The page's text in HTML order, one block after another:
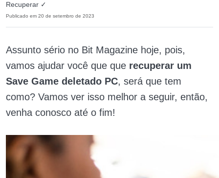
Recuperar ✓
Publicado em 20 de setembro de 2023
Assunto sério no Bit Magazine hoje, pois,
vamos ajudar você que que recuperar um
Save Game deletado PC, será que tem
como? Vamos ver isso melhor a seguir, então,
venha conosco até o fim!